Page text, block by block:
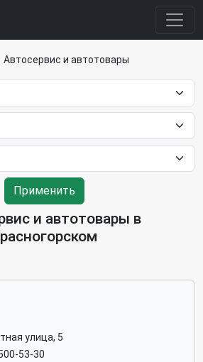
Автосервис и автотовары
Применить
и автотовары в
улица, 5
53-30